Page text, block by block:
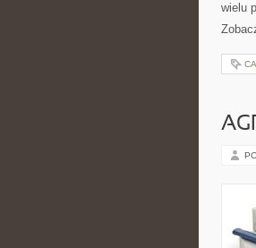
wielu